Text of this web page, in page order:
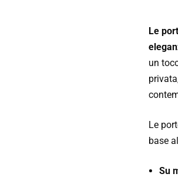
Le
un
Le
base
Su